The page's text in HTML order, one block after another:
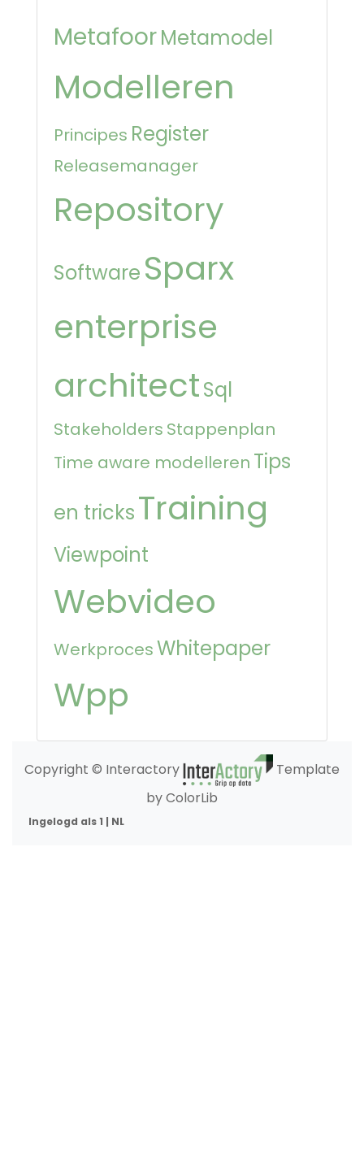
MetafoorMetamodel
Modelleren
Principes Register
Releasemanager
Repository
Software Sparx
enterprise
architectSql
Stakeholders Stappenplan
Time aware modelleren Tips
en tricksTraining
Viewpoint
Webvideo
WerkprocesWhitepaper
Wpp
Copyright © Interactory
Template
by ColorLib
Ingelogd als 1 | NL